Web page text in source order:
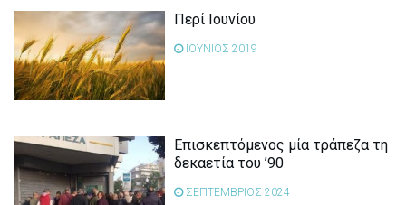
Περί Ιουνίου
ΙΟΥΝΙΟΣ 2019
Επισκεπτόμενος μία τράπεζα τη
δεκαετία του ’90
ΣΕΠΤΕΜΒΡΙΟΣ 2024